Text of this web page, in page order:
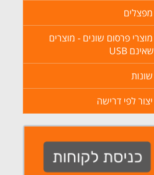
מפצלים
מוצרי פרסום שונים - מוצרים
שאינם USB
שונות
יצור לפי דרישה